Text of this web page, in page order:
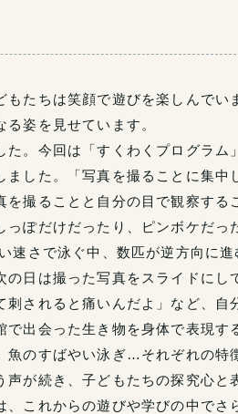
たちは笑顔で遊びを楽しんで
姿を見せています。
た。今回は「すくわくプログラ
ました。「写真を撮ることに集
撮ることと自分の目で観察す
っぽだけだったり、ピンボケだ
速さで泳ぐ中、数匹が逆方向に
日は撮った写真をスライドに
されると痛いんだよ」など、
で出会った生き物を身体で表現
魚のすばやい泳ぎ…それぞれの
声が続き、子どもたちの探究心
これからの遊びや学びの中でさ